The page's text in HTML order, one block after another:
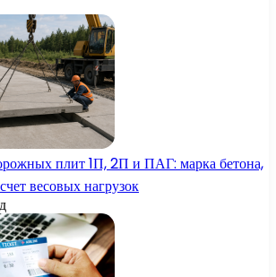
плит 1П, 2П и ПАГ: марка бетона,
весовых нагрузок